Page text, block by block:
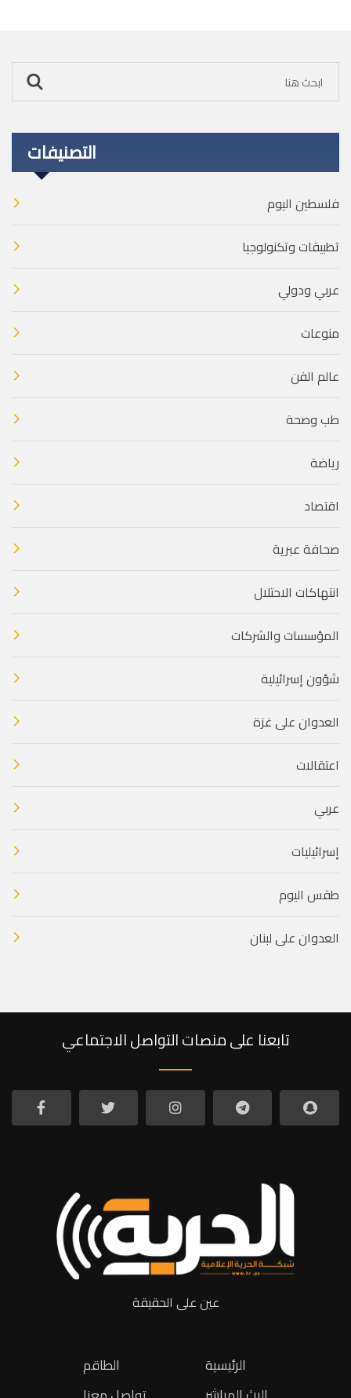
التصنيفات
فلسطين اليوم
تطبيقات وتكنولوجيا
عربي ودولي
منوعات
عالم الفن
طب وصحة
رياضة
اقتصاد
صحافة عبرية
انتهاكات الاحتلال
المؤسسات والشركات
شؤون إسرائيلية
العدوان على غزة
اعتقالات
عربي
إسرائيليات
طقس اليوم
العدوان على لبنان
تابعنا على منصات التواصل الاجتماعي
عين على الحقيقة
الطاقم
الرئيسية